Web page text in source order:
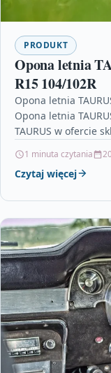
PRODUKT
Opona letnia
R15 104/102R
Opona letnia
Opona letnia
TAURUS w ofercie
1 minuta czytania
Czytaj więcej